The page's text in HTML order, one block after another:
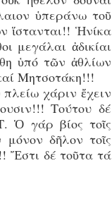
ὑπεράνω τοῦ
ἵστανται!! Ἡνίκα
μεγάλαι ἀδικίαι
ὑπό τῶν ἀθλίων
Μητσοτάκη!!!
χάριν ἔχειν
Τούτου δέ
Ὁ γάρ βίος τοῖς
δῆλον τοῖς
Ἔστι δέ τοῦτα τά